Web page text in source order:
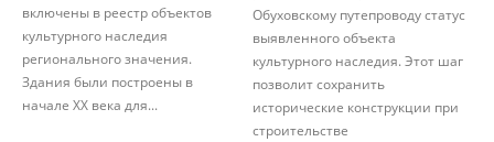
включены в реестр объектов
культурного наследия
регионального значения.
Здания были построены в
начале XX века для...
Обуховскому путепроводу статус
выявленного объекта
культурного наследия. Этот шаг
позволит сохранить
исторические конструкции при
строительстве